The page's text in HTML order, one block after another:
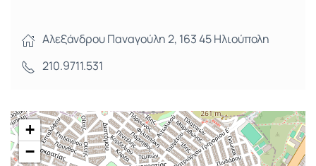
Αλεξάνδρου Παναγούλη 2, 163 45 Ηλιούπολη
210.9711.531
+
−